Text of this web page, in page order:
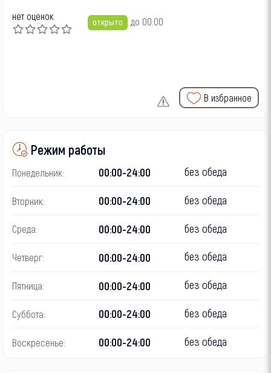
нет оценок открыто до 00:00
В избранное
Режим работы
Понедельник: 00:00-24:00 без обеда
Вторник: 00:00-24:00 без обеда
Среда: 00:00-24:00 без обеда
Четверг: 00:00-24:00 без обеда
Пятница: 00:00-24:00 без обеда
Суббота: 00:00-24:00 без обеда
Воскресенье: 00:00-24:00 без обеда